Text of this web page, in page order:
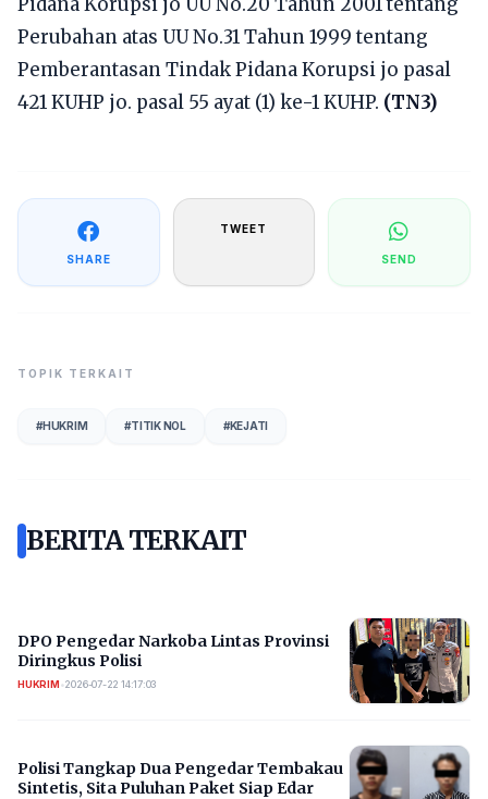
Perubahan atas UU No.31 Tahun 1999 tentang
Pemberantasan Tindak Pidana Korupsi jo pasal
421 KUHP jo. pasal 55 ayat (1) ke-1 KUHP. (TN3)
SHARE
TWEET
SEND
TOPIK TERKAIT
#HUKRIM #TITIK NOL #KEJATI
BERITA TERKAIT
DPO Pengedar Narkoba Lintas Provinsi
Diringkus Polisi
HUKRIM•2026-07-22 14:17:03
Polisi Tangkap Dua Pengedar Tembakau
Sintetis, Sita Puluhan Paket Siap Edar